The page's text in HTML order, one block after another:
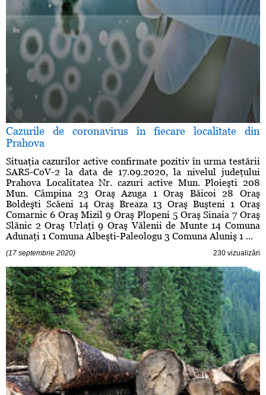
Cazurile de coronavirus în fiecare localitate din
Prahova
Situaţia cazurilor active confirmate pozitiv în urma testării
SARS-CoV-2 la data de 17.09.2020, la nivelul judeţului
Prahova Localitatea Nr. cazuri active Mun. Ploieşti 208
Mun. Câmpina 23 Oraş Azuga 1 Oraş Băicoi 28 Oraş
Boldeşti Scăeni 14 Oraş Breaza 13 Oraş Buşteni 1 Oraş
Comarnic 6 Oraş Mizil 9 Oraş Plopeni 5 Oraş Sinaia 7 Oraş
Slănic 2 Oraş Urlaţi 9 Oraş Vălenii de Munte 14 Comuna
Adunaţi 1 Comuna Albeşti-Paleologu 3 Comuna Aluniş 1 ...
(17 septembrie 2020) 230 vizualizări